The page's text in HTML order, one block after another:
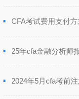
CFA考试费用支付方
25年cfa金融分析师
2024年5月cfa考前